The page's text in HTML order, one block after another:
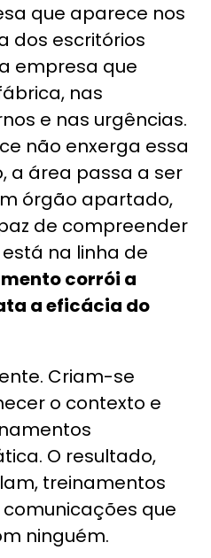
que aparece nos
dos escritórios
empresa que
nas
e nas urgências.
não enxerga essa
a área passa a ser
órgão apartado,
de compreender
na linha de
corrói a
a eficácia do
Criam-se
o contexto e
O resultado,
treinamentos
que
ninguém.